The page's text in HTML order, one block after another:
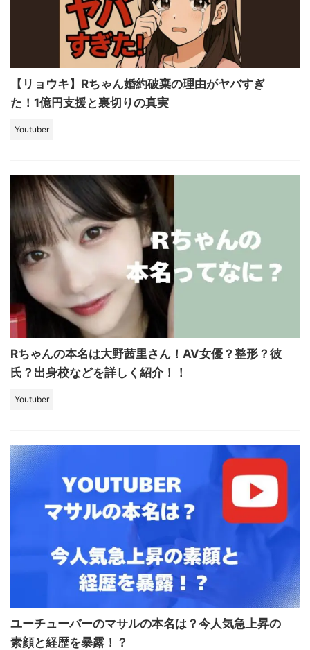
【リョウキ】Rちゃん婚約破棄の理由がヤバすぎ
た！1億円支援と裏切りの真実
Youtuber
Rちゃんの本名は大野茜里さん！AV女優？整形？彼
氏？出身校などを詳しく紹介！！
Youtuber
ユーチューバーのマサルの本名は？今人気急上昇の
素顔と経歴を暴露！？